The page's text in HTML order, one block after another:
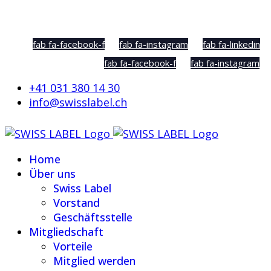
fab fa-facebook-f fab fa-instagram
fab fa-linkedin
fab fa-facebook-f
fab fa-instagram
+41 031 380 14 30
info@swisslabel.ch
Home
Über uns
Swiss Label
Vorstand
Geschäftsstelle
Mitgliedschaft
Vorteile
Mitglied werden